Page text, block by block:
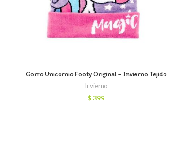
Gorro Unicornio Footy Original – Invierno Tejido
Invierno
$399